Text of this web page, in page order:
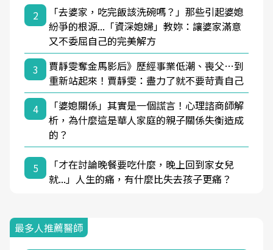
2
「去婆家，吃完飯該洗碗嗎？」那些引起婆媳
紛爭的根源...「資深媳婦」教妳：讓婆家滿意
又不委屈自己的完美解方
3
賈靜雯奪金馬影后》歷經事業低潮、喪父…到
重新站起來！賈靜雯：盡力了就不要苛責自己
4
「婆媳關係」其實是一個謊言！心理諮商師解
析，為什麼這是華人家庭的親子關係失衡造成
的？
5
「才在討論晚餐要吃什麼，晚上回到家女兒
就...」人生的痛，有什麼比失去孩子更痛？
最多人推薦醫師